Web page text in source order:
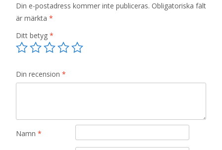
Din e-postadress kommer inte publiceras. Obligatoriska fält
är märkta *
Ditt betyg *
Din recension *
Namn *